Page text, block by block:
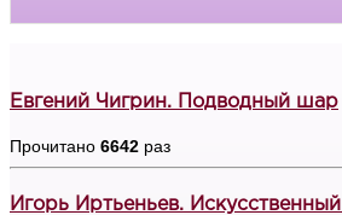
Евгений Чигрин. Подводный шар
Прочитано 6642 раз
Игорь Иртьеньев.